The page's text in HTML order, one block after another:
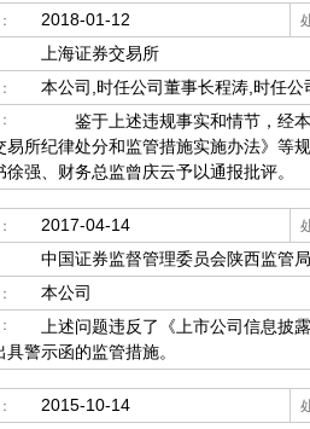
2018-01-12
上海证券交易所
本公司,时任公司董事长程涛,时任
鉴于上述违规事实和情节，经本
易所纪律处分和监管措施实施办法》等
徐强、财务总监曾庆云予以通报批评
2017-04-14
中国证券监督管理委员会陕西监管局
本公司
上述问题违反了《上市公司信息披
具警示函的监管措施。
2015-10-14